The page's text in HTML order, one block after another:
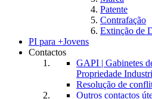
Patente
Contrafação
Extinção de
PI para +Jovens
Contactos
GAPI | Gabinetes
Propriedade
Resolução de
Outros contactos